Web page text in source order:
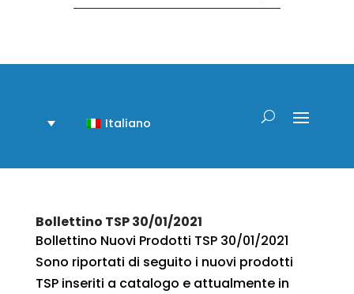
Italiano
Bollettino TSP 30/01/2021
Bollettino Nuovi Prodotti TSP 30/01/2021
Sono riportati di seguito i nuovi prodotti
TSP inseriti a catalogo e attualmente in